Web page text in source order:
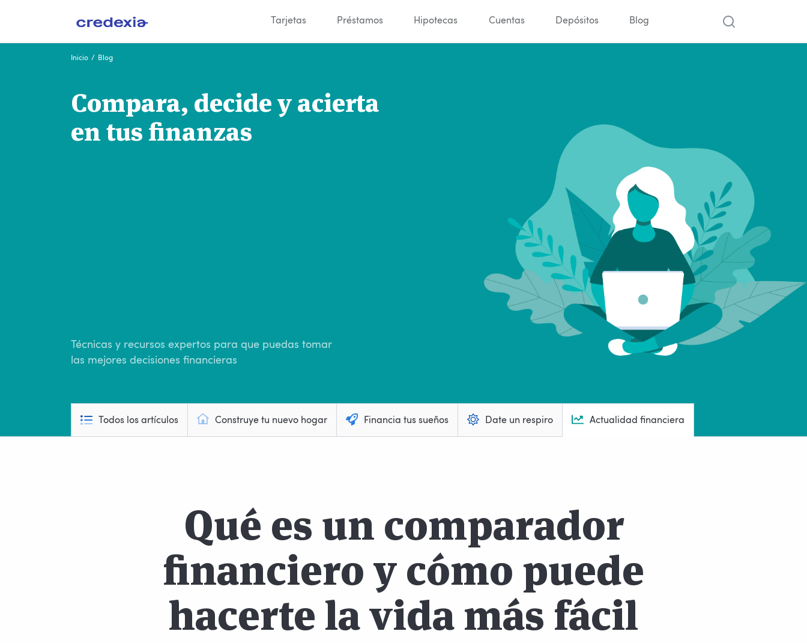
Tarjetas Préstamos Hipotecas Cuentas Depósitos Blog
Inicio / Blog
Compara, decide y acierta
en tus finanzas
Técnicas y recursos expertos para que puedas tomar
las mejores decisiones financieras
Todos los artículos Construye tu nuevo hogar Financia tus sueños Date un respiro Actualidad financiera
Qué es un comparador
financiero y cómo puede
hacerte la vida más fácil